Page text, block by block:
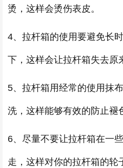
烫，这样会烫伤表皮。
4、拉杆箱的使用要避免长
下，这样会让拉杆箱失去原
5、拉杆箱用经常的使用抹
洗，这样能够有效的防止褪
6、尽量不要让拉杆箱在一
走，这样对你的拉杆箱的轮